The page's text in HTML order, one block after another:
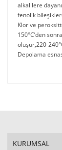
alkalilere
fenolik
Klor ve
150°C’den
oluşur,220-
Depolama
KURUMSAL